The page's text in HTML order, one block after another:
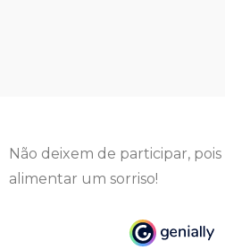
Não deixem de participar,
alimentar um sorriso!